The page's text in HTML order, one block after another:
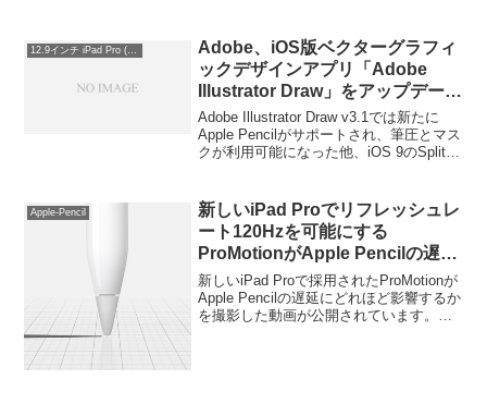
12.9インチ iPad Pro (第1世代)
Adobe、iOS版ベクターグラフィ
ックデザインアプリ「Adobe
Illustrator Draw」をアップデー
ト。Apple Pencilをサポートし筆
圧の調整が可能に。
Adobe Illustrator Draw v3.1では新たに
Apple Pencilがサポートされ、筆圧とマス
クが利用可能になった他、iOS 9のSplit
ら。
Apple-Pencil
新しいiPad Proでリフレッシュレ
ート120Hzを可能にする
ProMotionがApple Pencilの遅延
にどれほど影響するかを撮影した
動画。
新しいiPad Proで採用されたProMotionが
Apple Pencilの遅延にどれほど影響するか
を撮影した動画が公開されています。詳